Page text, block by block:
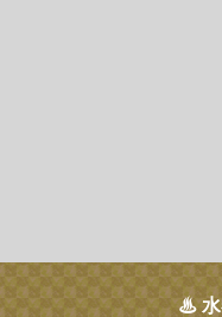
♨ 水